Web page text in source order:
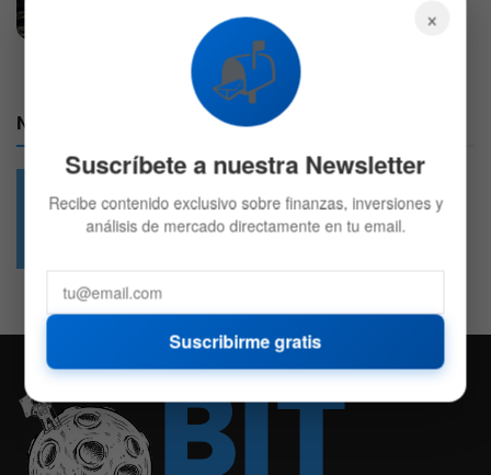
3 DE AGOSTO DE 2026 621
Nuestras Redes:
49.6k 4.7k
×
📬
Suscríbete a nuestra Newsletter
Recibe contenido exclusivo sobre finanzas, inversiones y
análisis de mercado directamente en tu email.
Suscribirme gratis